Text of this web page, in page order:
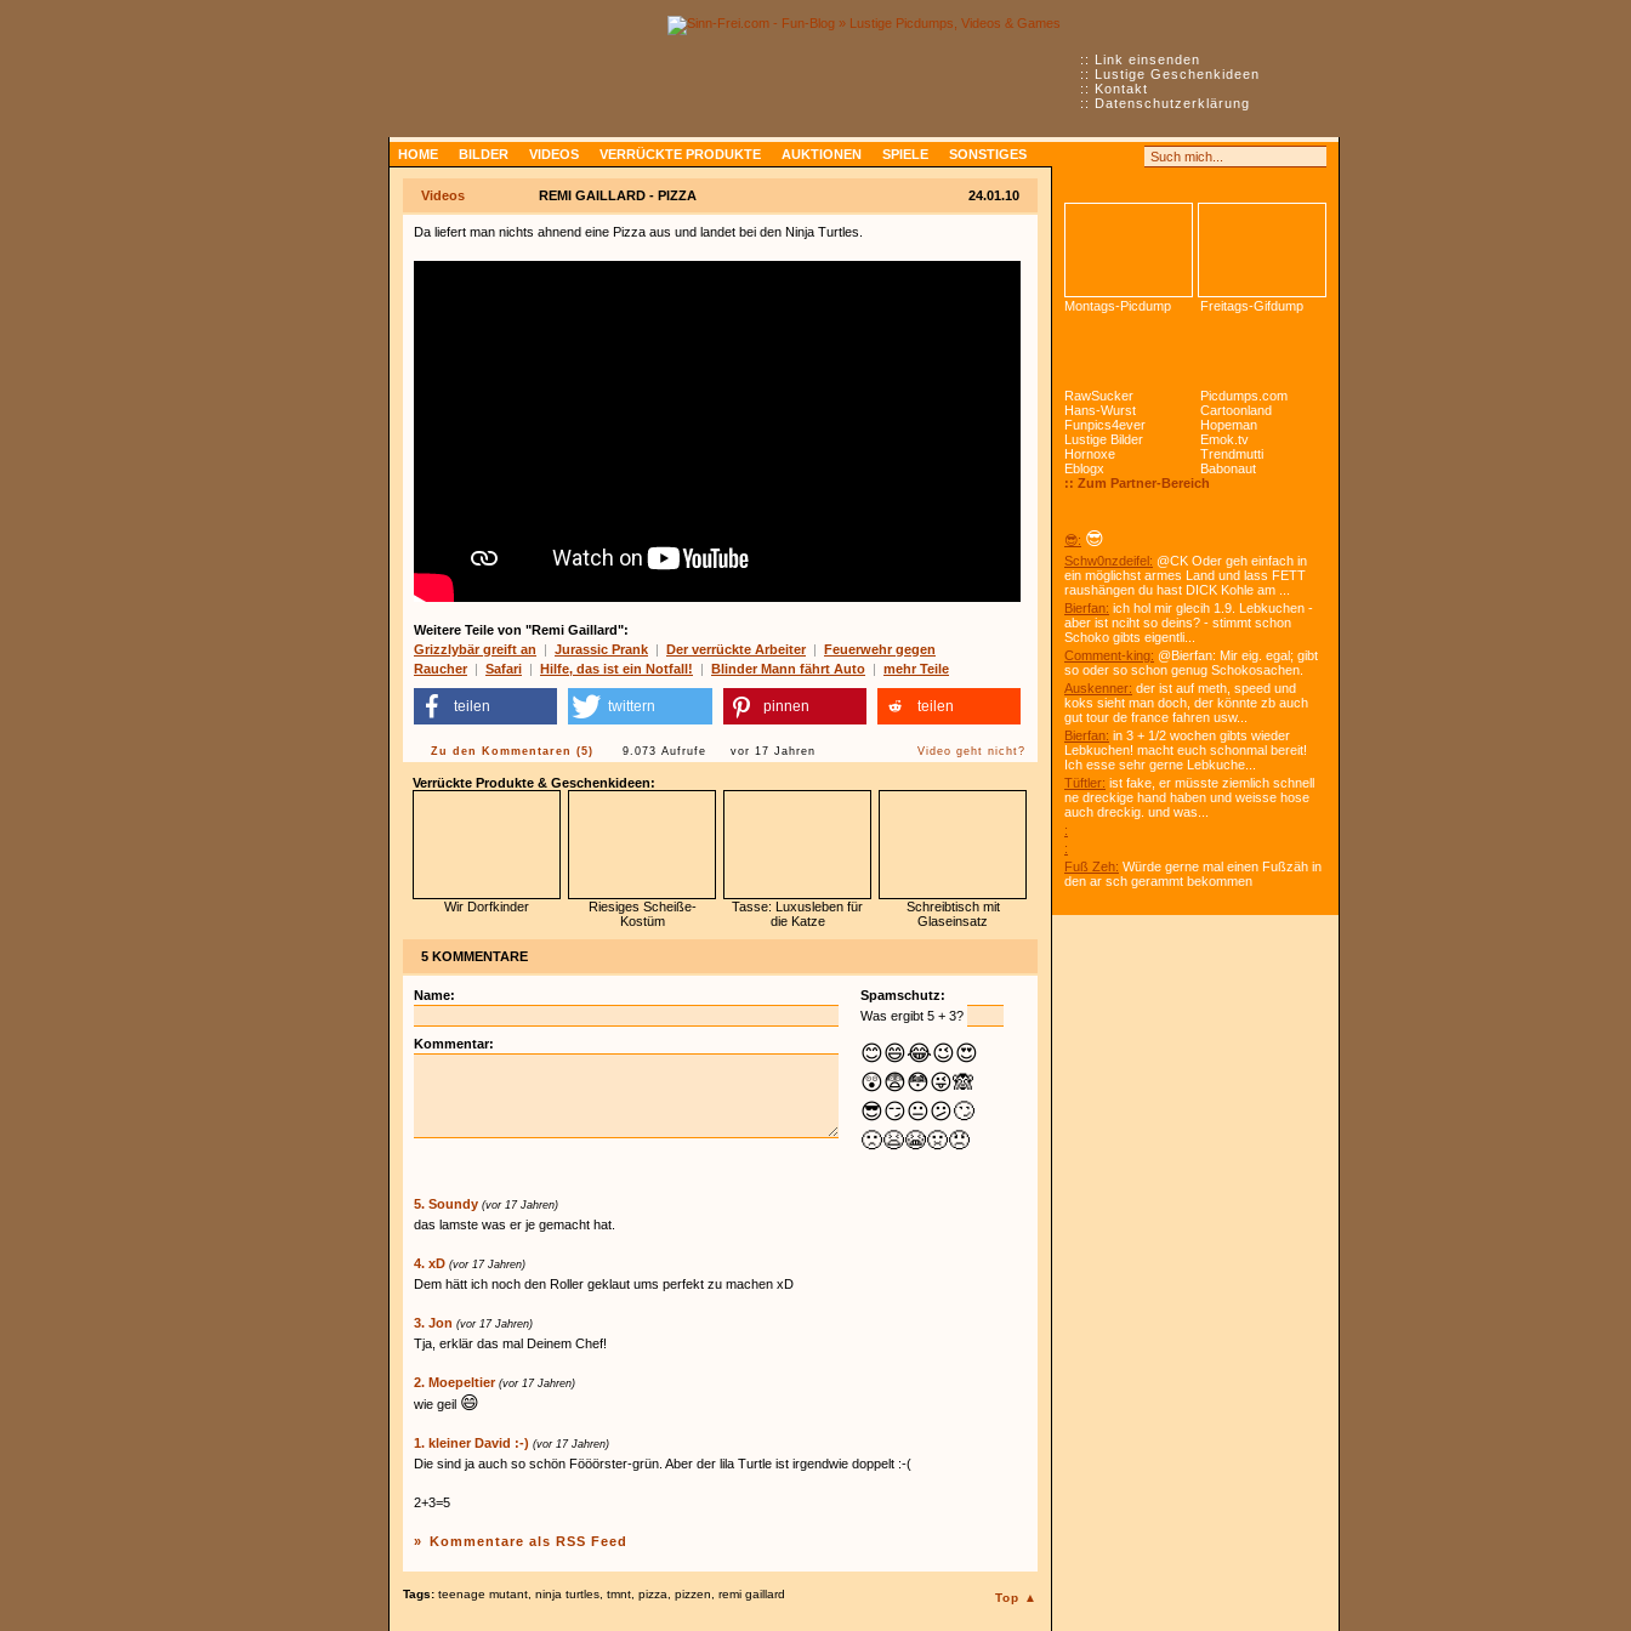
:: Link einsenden
:: Lustige Geschenkideen
:: Kontakt
:: Datenschutzerklärung
HOME BILDER VIDEOS VERRÜCKTE PRODUKTE AUKTIONEN SPIELE SONSTIGES
Videos 24.01.10
REMI GAILLARD - PIZZA
Da liefert man nichts ahnend eine Pizza aus und landet bei den Ninja Turtles.
Weitere Teile von "Remi Gaillard":
Grizzlybär greift an
| Jurassic Prank | Der verrückte Arbeiter | Feuerwehr gegen
Raucher | Safari | Hilfe, das ist ein Notfall! | Blinder Mann fährt Auto | mehr Teile
teilen twittern pinnen teilen
Zu den Kommentaren (5) 9.073 Aufrufe vor 17 Jahren Video geht nicht?
Verrückte Produkte & Geschenkideen:
Wir Dorfkinder
Riesiges Scheiße-
Kostüm
Tasse: Luxusleben für
die Katze
Schreibtisch mit
Glaseinsatz
5 KOMMENTARE
Spamschutz:
Was ergibt 5 + 3?
😊😄😂😉😍
😲😨😳😜🙈
😎😏😐😕🙄
🙁😫😭🤢😠
Name:
Kommentar:
5. Soundy (vor 17 Jahren)
das lamste was er je gemacht hat.
4. xD (vor 17 Jahren)
Dem hätt ich noch den Roller geklaut ums perfekt zu machen xD
3. Jon (vor 17 Jahren)
Tja, erklär das mal Deinem Chef!
2. Moepeltier (vor 17 Jahren)
wie geil 😄
1. kleiner David :-) (vor 17 Jahren)
Die sind ja auch so schön Fööörster-grün. Aber der lila Turtle ist irgendwie doppelt :-(
2+3=5
» Kommentare als RSS Feed
Top ▲
Tags: teenage mutant ninja turtles tmnt pizza pizzen remi gaillard
Montags-Picdump Freitags-Gifdump
RawSucker
Picdumps.com
Hans-Wurst
Cartoonland
Funpics4ever
Hopeman
Lustige Bilder
Emok.tv
Hornoxe
Trendmutti
Eblogx
Babonaut
:: Zum Partner-Bereich
😎: 😎
Schw0nzdeifel: @CK Oder geh einfach in
ein möglichst armes Land und lass FETT
raushängen du hast DICK Kohle am ...
Bierfan: ich hol mir glecih 1.9. Lebkuchen -
aber ist nciht so deins? - stimmt schon
Schoko gibts eigentli...
Comment-king: @Bierfan: Mir eig. egal; gibt
so oder so schon genug Schokosachen.
Auskenner: der ist auf meth, speed und
koks sieht man doch, der könnte zb auch
gut tour de france fahren usw...
Bierfan: in 3 + 1/2 wochen gibts wieder
Lebkuchen! macht euch schonmal bereit!
Ich esse sehr gerne Lebkuche...
Tüftler: ist fake, er müsste ziemlich schnell
ne dreckige hand haben und weisse hose
auch dreckig. und was...
:
:
Fuß Zeh: Würde gerne mal einen Fußzäh in
den ar sch gerammt bekommen